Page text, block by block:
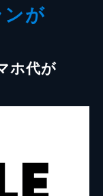
が
ホ代が